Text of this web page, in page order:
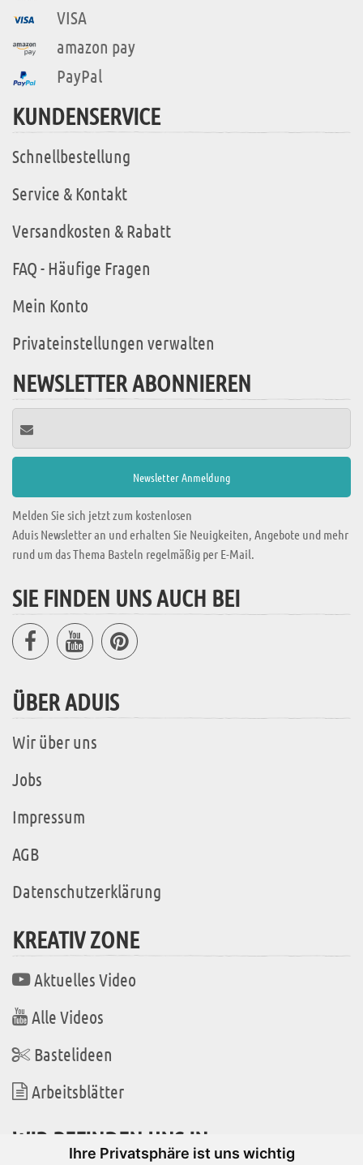
Ihre Privatsphäre ist uns wichtig
VISA
amazon pay
PayPal
KUNDENSERVICE
Schnellbestellung
Service & Kontakt
Versandkosten & Rabatt
FAQ - Häufige Fragen
Mein Konto
Privateinstellungen verwalten
NEWSLETTER ABONNIEREN
Melden Sie sich jetzt zum kostenlosen
Aduis Newsletter an und erhalten Sie Neuigkeiten, Angebote und mehr
rund um das Thema Basteln regelmäßig per E-Mail.
SIE FINDEN UNS AUCH BEI
ÜBER ADUIS
Wir über uns
Jobs
Impressum
AGB
Datenschutzerklärung
KREATIV ZONE
Aktuelles Video
Alle Videos
Bastelideen
Arbeitsblätter
WIR BEFINDEN UNS IN